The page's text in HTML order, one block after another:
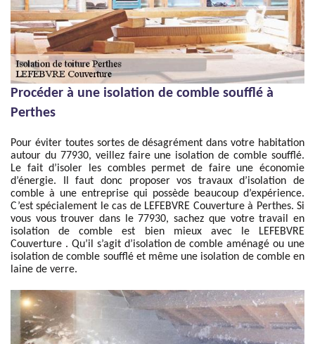
Procéder à une isolation de comble soufflé à
Perthes
Pour éviter toutes sortes de désagrément dans votre habitation
autour du 77930, veillez faire une isolation de comble soufflé.
Le fait d’isoler les combles permet de faire une économie
d’énergie. Il faut donc proposer vos travaux d’isolation de
comble à une entreprise qui possède beaucoup d’expérience.
C’est spécialement le cas de LEFEBVRE Couverture à Perthes. Si
vous vous trouver dans le 77930, sachez que votre travail en
isolation de comble est bien mieux avec le LEFEBVRE
Couverture . Qu’il s’agit d’isolation de comble aménagé ou une
isolation de comble soufflé et même une isolation de comble en
laine de verre.